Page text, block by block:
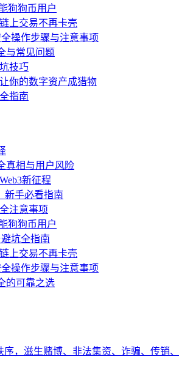
狗狗币用户
上交易不再卡壳
操作步骤与注意事项
与常见问题
技巧
你的数字资产成猎物
指南
真相与用户风险
新征程
新手必看指南
注意事项
狗狗币用户
坑全指南
上交易不再卡壳
操作步骤与注意事项
的可靠之选
，滋生赌博、非法集资、诈骗、传